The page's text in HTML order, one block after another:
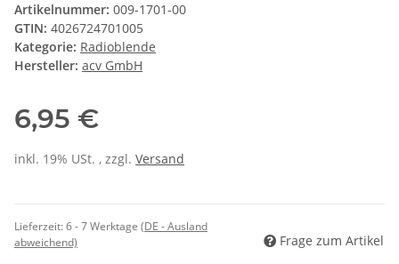
Artikelnummer: 009-1701-00
GTIN: 4026724701005
Kategorie: Radioblende
Hersteller: acv GmbH
6,95 €
inkl. 19% USt. , zzgl. Versand
Lieferzeit:6 - 7 Werktage (DE - Ausland
abweichend)
Frage zum Artikel